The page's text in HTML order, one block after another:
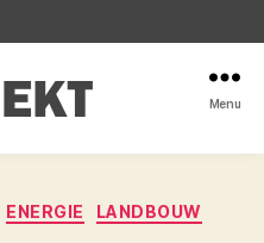
Menu
Categorieën
ENERGIE LANDBOUW